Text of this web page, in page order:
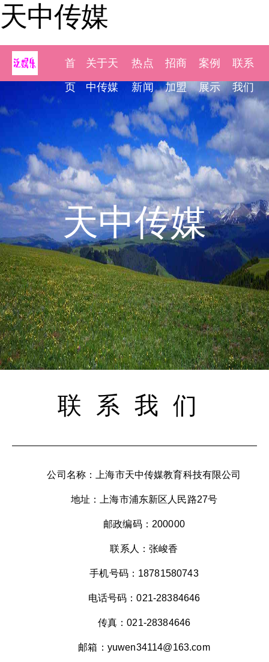
天中传媒
首
页
关于天
中传媒
热点
新闻
招商
加盟
案例
展示
联系
我们
天中传媒
联系我们
公司名称：上海市天中传媒教育科技有限公司
地址：上海市浦东新区人民路27号
邮政编码：200000
联系人：张峻香
手机号码：18781580743
电话号码：021-28384646
传真：021-28384646
邮箱：yuwen34114@163.com